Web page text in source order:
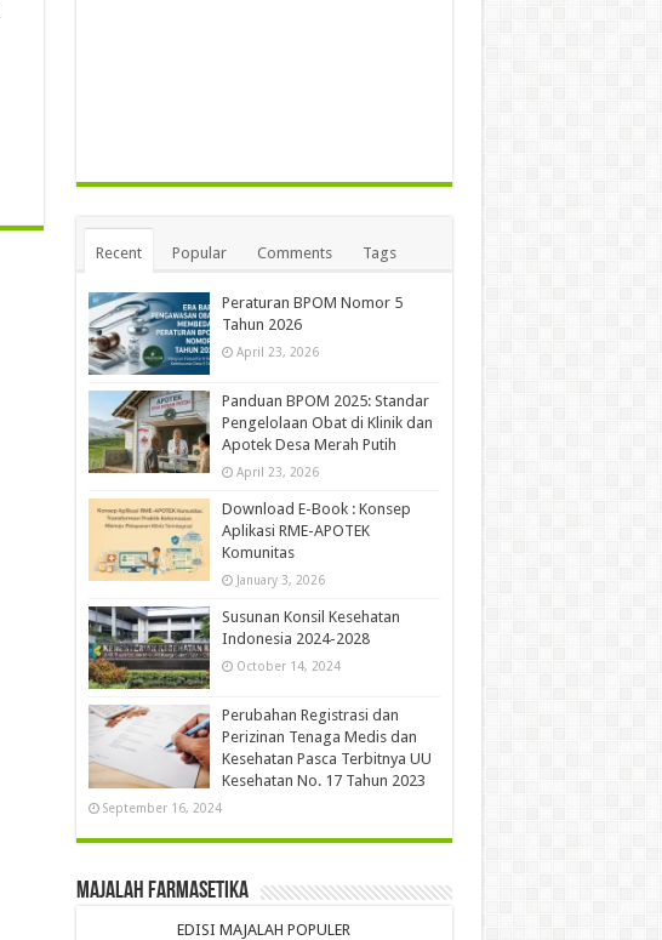
Recent Popular Comments Tags
Peraturan BPOM Nomor 5
Tahun 2026
April 23, 2026
Panduan BPOM 2025: Standar
Pengelolaan Obat di Klinik dan
Apotek Desa Merah Putih
April 23, 2026
Download E-Book : Konsep
Aplikasi RME-APOTEK
Komunitas
January 3, 2026
Susunan Konsil Kesehatan
Indonesia 2024-2028
October 14, 2024
Perubahan Registrasi dan
Perizinan Tenaga Medis dan
Kesehatan Pasca Terbitnya UU
Kesehatan No. 17 Tahun 2023
September 16, 2024
Majalah Farmasetika
EDISI MAJALAH POPULER